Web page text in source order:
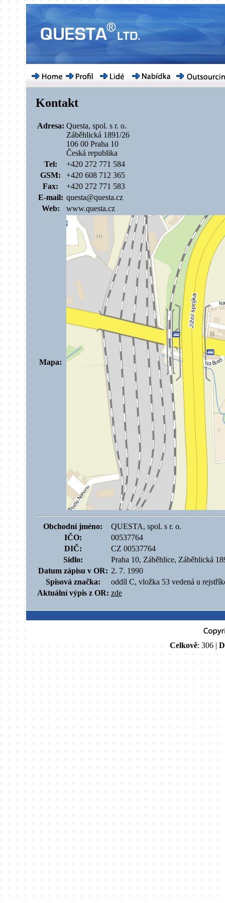
Kontakt
Adresa: Questa, spol. s r. o.
Záběhlická 1891/26
106 00 Praha 10
Česká republika
Tel:
+420 272 771 584
GSM:
+420 608 712 365
Fax:
+420 272 771 583
E-mail: questa@questa.cz
Web:
www.questa.cz
Mapa:
Obchodní jméno:
QUESTA, spol. s r. o.
IČO:
00537764
DIČ:
CZ 00537764
Sídlo:
Praha 10, Záběhlice, Záběhlická
Datum zápisu v OR: 2. 7. 1990
Spisová značka:
oddíl C, vložka 53 vedená u
Aktuální výpis z OR: zde
Celkově: 306 |